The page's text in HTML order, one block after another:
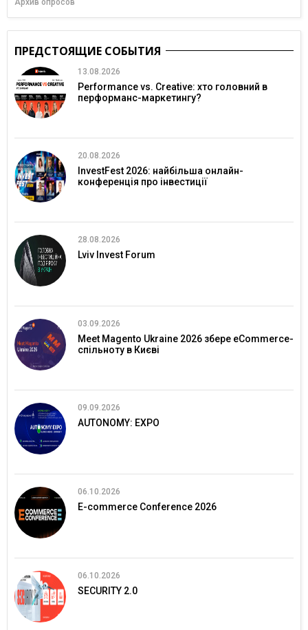
Архив опросов
ПРЕДСТОЯЩИЕ СОБЫТИЯ
13.08.2026
Performance vs. Creative: хто головний в
перформанс-маркетингу?
20.08.2026
InvestFest 2026: найбільша онлайн-
конференція про інвестиції
28.08.2026
Lviv Invest Forum
03.09.2026
Meet Magento Ukraine 2026 збере eCommerce-
спільноту в Києві
09.09.2026
AUTONOMY: EXPO
06.10.2026
E-commerce Conference 2026
06.10.2026
SECURITY 2.0